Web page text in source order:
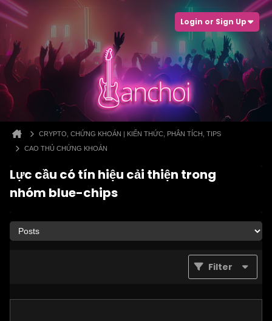
Login or Sign Up
CRYPTO, CHỨNG KHOÁN | KIẾN THỨC, PHÂN TÍCH, TIPS
CAO THỦ CHỨNG KHOÁN
Lực cầu có tín hiệu cải thiện trong
nhóm blue-chips
Filter